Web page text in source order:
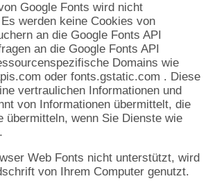
Google Fonts wird nicht
werden keine Cookies von
an die Google Fonts API
an die Google Fonts API
Domains wie
oder fonts.gstatic.com . Diese
vertraulichen Informationen und
von Informationen übermittelt, die
übermitteln, wenn Sie Dienste wie
Web Fonts nicht unterstützt, wird
von Ihrem Computer genutzt.